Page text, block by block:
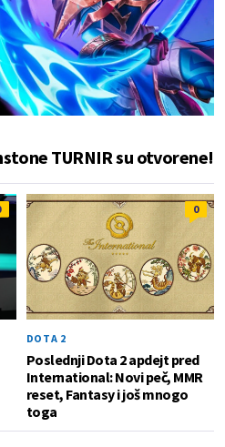
TURNIR su otvorene!
0
DOTA 2
Poslednji Dota 2 apdejt pred
International: Novi peč, MMR
reset, Fantasy i još mnogo
toga